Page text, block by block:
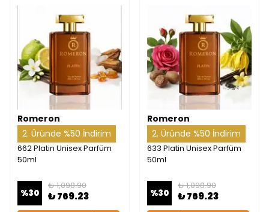
Romeron
2. Üründe %50 İndirim
662 Platin Unisex Parfüm
50ml
%30
₺ 1,098.90
₺ 769.23
Romeron
2. Üründe %50 İndirim
633 Platin Unisex Parfüm
50ml
%30
₺ 1,098.90
₺ 769.23